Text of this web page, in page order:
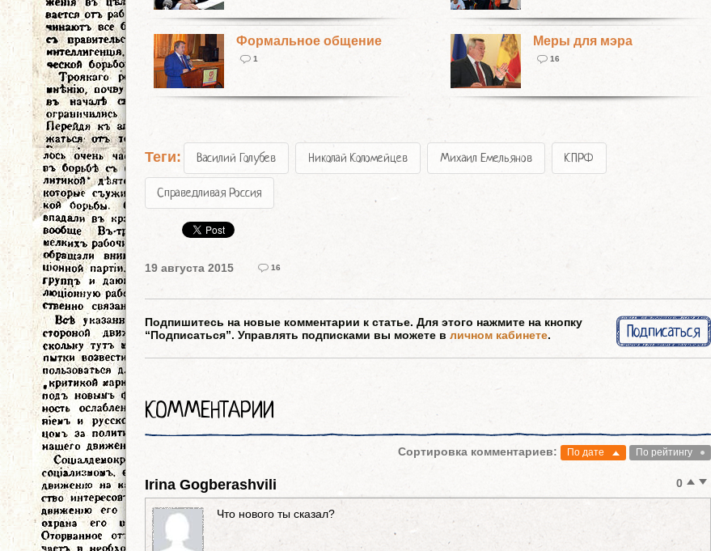
Формальное общение
1
Меры для мэра
16
Теги: Василий Голубев Николай Коломейцев Михаил Емельянов КПРФ
Справедливая Россия
19 августа 2015 16
Подписаться
Подпишитесь на новые комментарии к статье. Для этого нажмите на кнопку
“Подписаться”. Управлять подписками вы можете в личном кабинете.
КОММЕНТАРИИ
Сортировка комментариев: По дате По рейтингу
Irina Gogberashvili 0
Что нового ты сказал?